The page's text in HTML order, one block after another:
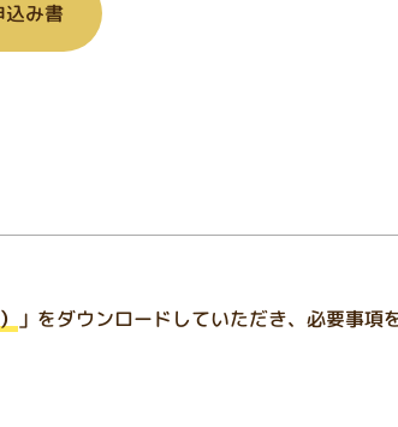
込み書
」をダウンロードしていただき、必要事項